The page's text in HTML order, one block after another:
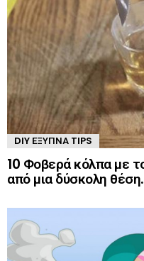
DIY ΈΞΥΠΝΑ TIPS
10 Φοβερά κόλπα με
από μια δύσκολη